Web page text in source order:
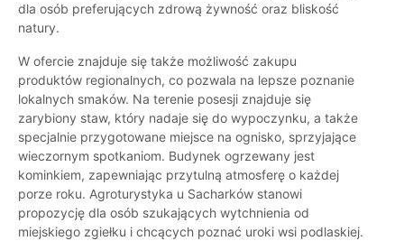
dla osób preferujących zdrową żywność oraz bliskość
natury.
W ofercie znajduje się także możliwość zakupu
produktów regionalnych, co pozwala na lepsze poznanie
lokalnych smaków. Na terenie posesji znajduje się
zarybiony staw, który nadaje się do wypoczynku, a także
specjalnie przygotowane miejsce na ognisko, sprzyjające
wieczornym spotkaniom. Budynek ogrzewany jest
kominkiem, zapewniając przytulną atmosferę o każdej
porze roku. Agroturystyka u Sacharków stanowi
propozycję dla osób szukających wytchnienia od
miejskiego zgiełku i chcących poznać uroki wsi podlaskiej.